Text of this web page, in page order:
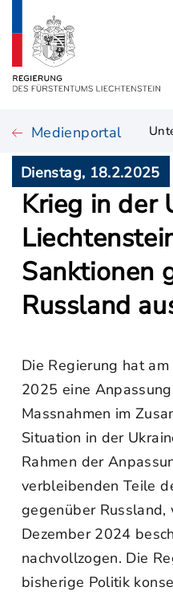
Medienportal
Dienstag, 18.2.2025
Krieg in der
Sanktionen
Russland
Die Regierung hat
2025 eine
Massnahmen im
Situation in der
Rahmen der
verbleibenden Teile
gegenüber Russland,
Dezember 2024
nachvollzogen. Die
bisherige Politik